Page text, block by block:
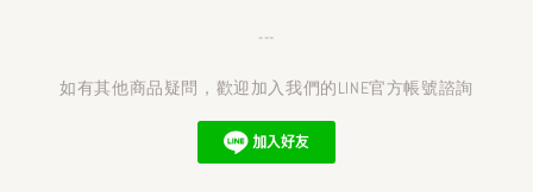
---
如有其他商品疑問，歡迎加入我們的LINE官方帳號諮詢